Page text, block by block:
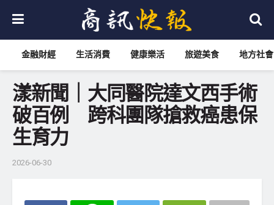
金融財經 生活消費 健康樂活 旅遊美食 地方社會
漾新聞｜大同醫院達文西手術
破百例 跨科團隊搶救癌患保
生育力
2026-06-30